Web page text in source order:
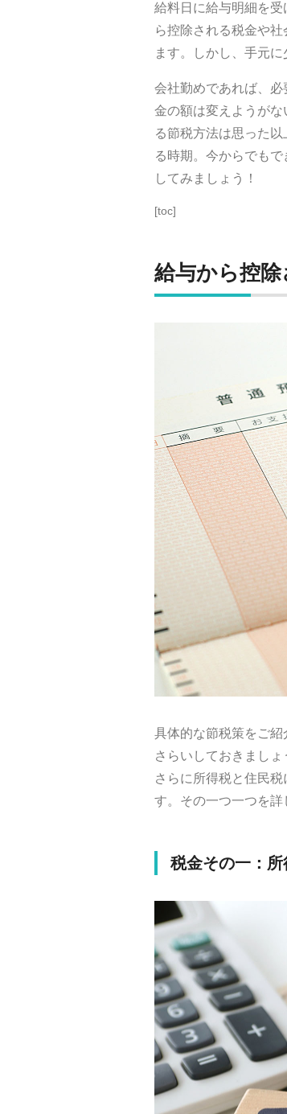
給料日に給与明細を
ら控除される税金や
ます。しかし、手元
会社勤めであれば、
金の額は変えようが
る節税方法は思った
る時期。今からでも
してみましょう！
[toc]
給与から控
具体的な節税策をご
さらいしておきまし
さらに所得税と住民
す。その一つ一つを詳
税金その一：所